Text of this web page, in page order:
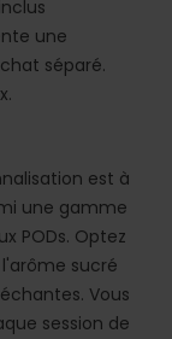
une
séparé.
est à
une gamme
PODs. Optez
sucré
Vous
session de